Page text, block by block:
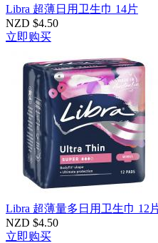
Libra 超薄日用卫生巾 14片
NZD $4.50
立即购买
Libra 超薄量多日用卫生巾 12
NZD $4.50
立即购买